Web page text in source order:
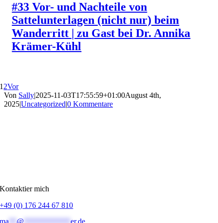
#33 Vor- und Nachteile von
Sattelunterlagen (nicht nur) beim
Wanderritt | zu Gast bei Dr. Annika
Krämer-Kühl
1 2Vor
Von Sally|2025-11-03T17:55:59+01:00August 4th,
2025|Uncategorized|0 Kommentare
Kontaktier mich
+49 (0) 176 244 67 810